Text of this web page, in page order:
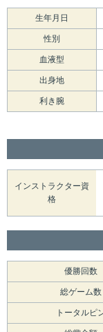
生年月日
性別
血液型
出身地
利き腕
インストラクター資
格
優勝回数
総ゲーム数
トータルピ